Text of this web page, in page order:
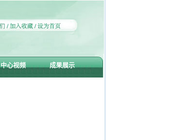
中心视频 成果展示